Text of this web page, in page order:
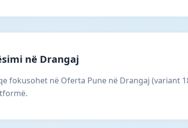
në Drangaj
fokusohet në Oferta Pune në Drangaj (variant